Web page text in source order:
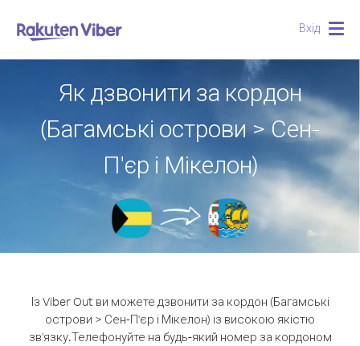
Вхід
Як дзвонити за кордон
(Багамські острови > Сен-
П'єр і Мікелон)
Із Viber Out ви можете дзвонити за кордон (Багамські
острови > Сен-П'єр і Мікелон) із високою якістю
зв'язку.Телефонуйте на будь-який номер за кордоном